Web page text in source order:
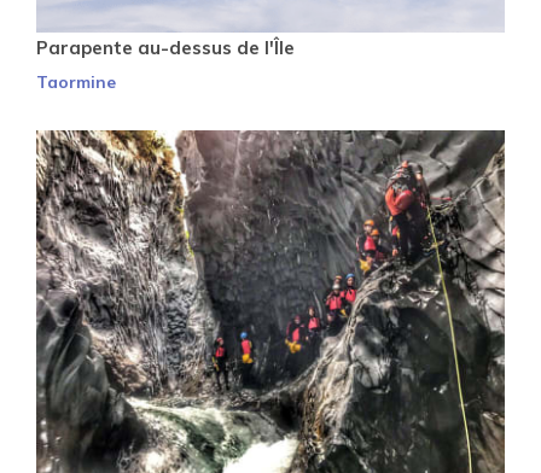
Parapente au-dessus de l'Île
Taormine